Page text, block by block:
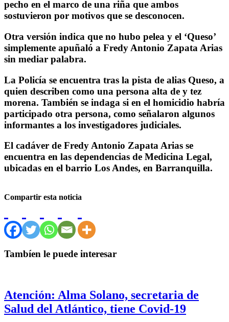
pecho en el marco de una riña que ambos
sostuvieron por motivos que se desconocen.
Otra versión indica que no hubo pelea y el ‘Queso’
simplemente apuñaló a Fredy Antonio Zapata Arias
sin mediar palabra.
La Policía se encuentra tras la pista de alias Queso, a
quien describen como una persona alta de y tez
morena. También se indaga si en el homicidio habría
participado otra persona, como señalaron algunos
informantes a los investigadores judiciales.
El cadáver de Fredy Antonio Zapata Arias se
encuentra en las dependencias de Medicina Legal,
ubicadas en el barrio Los Andes, en Barranquilla.
Compartir esta noticia
Tambíen le puede interesar
Atención: Alma Solano, secretaria de
Salud del Atlántico, tiene Covid-19